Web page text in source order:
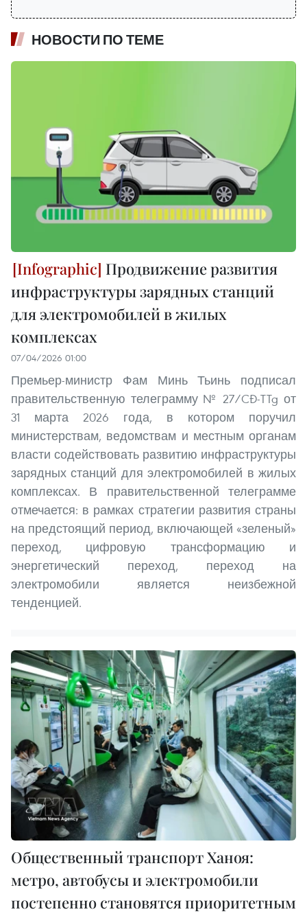
НОВОСТИ ПО ТЕМЕ
Продвижение развития
инфраструктуры зарядных станций
для электромобилей в жилых
комплексах
07/04/2026 01:00
Премьер-министр Фам Минь Тьинь подписал
правительственную телеграмму № 27/CĐ-TTg от
31 марта 2026 года, в котором поручил
министерствам, ведомствам и местным органам
власти содействовать развитию инфраструктуры
зарядных станций для электромобилей в жилых
комплексах. В правительственной телеграмме
отмечается: в рамках стратегии развития страны
на предстоящий период, включающей «зеленый»
переход, цифровую трансформацию и
энергетический переход, переход на
электромобили является неизбежной
тенденцией.
Общественный транспорт Ханоя:
метро, автобусы и электромобили
постепенно становятся приоритетным